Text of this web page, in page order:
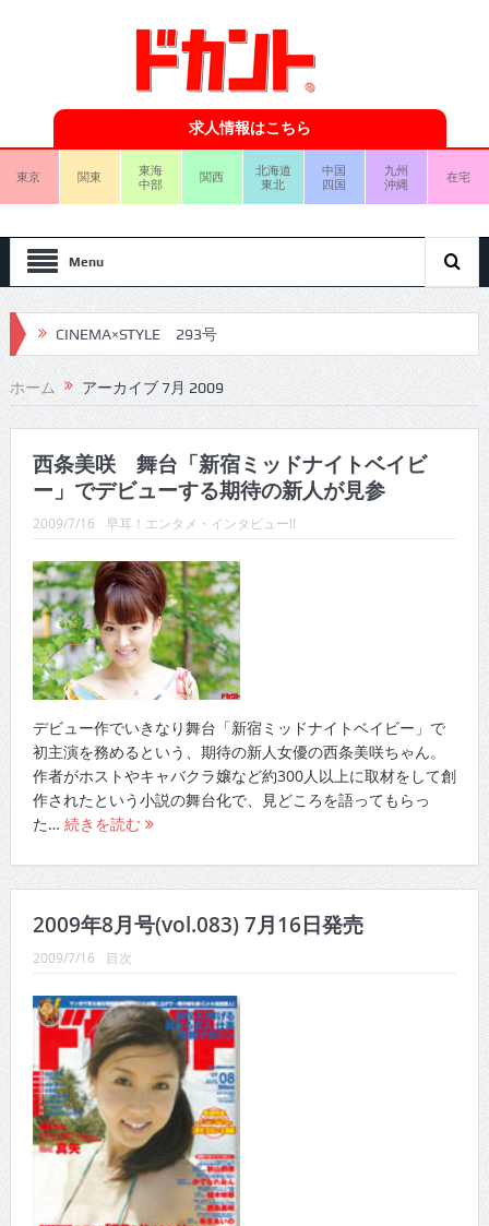
求人情報はこちら
東京 関東
東海
中部
関西
北海道
東北
中国
四国
九州
沖縄
在宅
Menu
CINEMA×STYLE 293号
CINEMA×STYLE 292号
CINEMA×STYLE 291号
CINEMA×STYLE 290号
CINEMA×STYLE 289号
CINEMA×STYLE 287号
CINEMA×STYLE 286号
CINEMA×STYLE 285号
ホーム アーカイブ 7月 2009
西条美咲 舞台「新宿ミッドナイトベイビ
ー」でデビューする期待の新人が見参
2009/7/16 早耳！エンタメ・インタビュー!!
デビュー作でいきなり舞台「新宿ミッドナイトベイビー」で
初主演を務めるという、期待の新人女優の西条美咲ちゃん。
作者がホストやキャバクラ嬢など約300人以上に取材をして創
作されたという小説の舞台化で、見どころを語ってもらっ
た… 続きを読む
2009年8月号(vol.083) 7月16日発売
2009/7/16 目次